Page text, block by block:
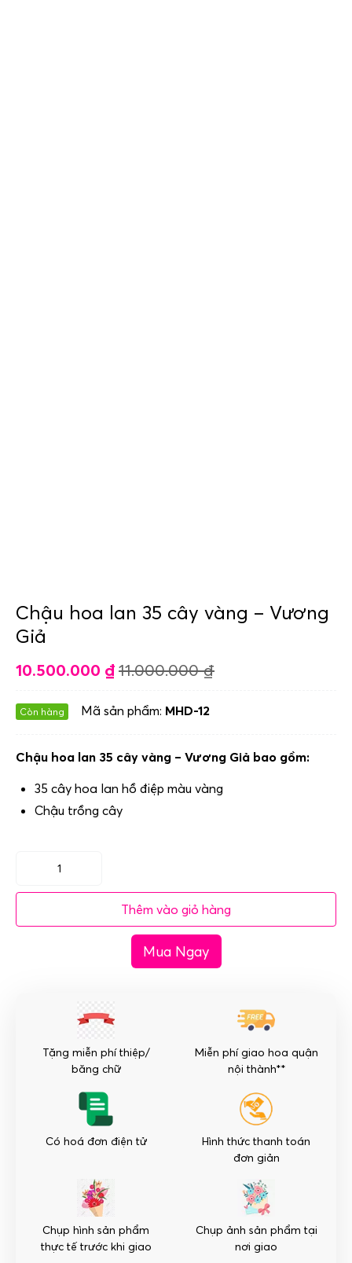
Chậu hoa lan 35 cây vàng – Vương
Giả
10.500.000 ₫ 11.000.000₫
Còn hàng Mã sản phẩm: MHD-12
Chậu hoa lan 35 cây vàng – Vương Giả bao gồm:
35 cây hoa lan hồ điệp màu vàng
Chậu trồng cây
Chậu
hoa
Vương
lượng
Thêm vào giỏ hàng
Mua Ngay
Tặng miễn phí thiệp/
băng chữ
Miễn phí giao hoa quận
nội thành**
Có hoá đơn điện tử
Hình thức thanh toán
đơn giản
Chụp hình sản phẩm
thực tế trước khi giao
Chụp ảnh sản phẩm tại
nơi giao